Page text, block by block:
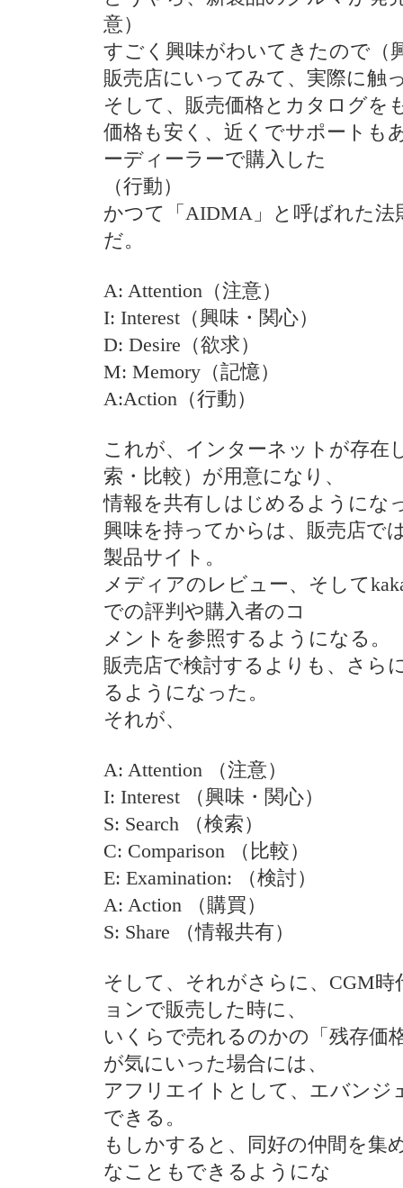
意）
すごく興味がわいてきたので（
販売店にいってみて、実際に触
そして、販売価格とカタログを
価格も安く、近くでサポートも
ーディーラーで購入した
（行動）
かつて「AIDMA」と呼ばれた法
だ。
A: Attention（注意）
I: Interest（興味・関心）
D: Desire（欲求）
M: Memory（記憶）
A:Action（行動）
これが、インターネットが存在
索・比較）が用意になり、
情報を共有しはじめるようにな
興味を持ってからは、販売店で
製品サイト。
メディアのレビュー、そして
での評判や購入者のコ
メントを参照するようになる。
販売店で検討するよりも、さら
るようになった。
それが、
A: Attention （注意）
I: Interest （興味・関心）
S: Search （検索）
C: Comparison （比較）
E: Examination: （検討）
A: Action （購買）
S: Share （情報共有）
そして、それがさらに、CGM
ョンで販売した時に、
いくらで売れるのかの「残存価
が気にいった場合には、
アフリエイトとして、エバンジ
できる。
もしかすると、同好の仲間を集
なこともできるようにな